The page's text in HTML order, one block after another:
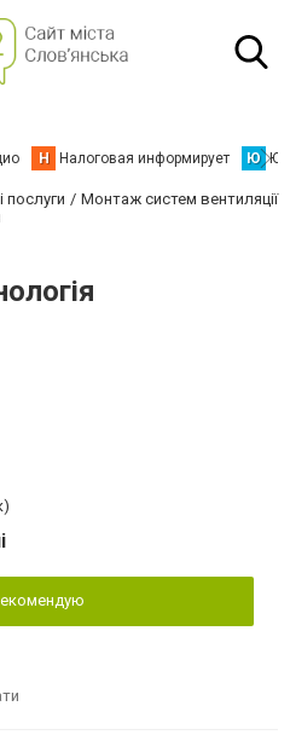
Н Налоговая информирует Ю
послуги
Монтаж систем вентиляції